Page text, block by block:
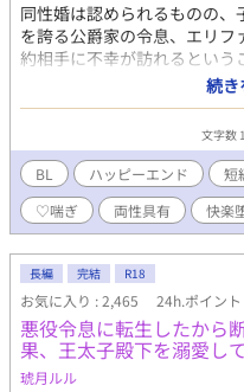
同性婚は認められるものの
を誇る公爵家の令息、エリ
約相手に不幸が訪れるという
かった。 アカデミーにおけ
もあるアダルバードから求
かる不幸が気になり、その
王子と家門から逃げて自分
に手を差し伸べたのは義母
オはアダルバードと同じ理由
ルバードとジェレミーは、お
の手を取らないのだ、と勘
て決闘をすることになる。
リファレオが目にしたのは
攻：王子＆異母弟 受：美人
ブルヒーロー、男性妊娠、
い。
続き
文字数
BL ハッピーエンド 短
♡喘ぎ
両性具有 快楽
長編 完結 R18
お気に入り : 2,465 24h.ポイン
悪役令息に転生したから
果、王太子殿下を溺愛し
琥月ルル